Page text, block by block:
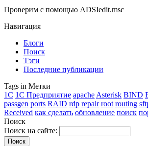
Проверим с помощью ADSIedit.msc
Навигация
Блоги
Поиск
Тэги
Последние публикации
Tags in Метки
1C 1С Предприятие apacheAsterisk BIND
passgen ports RAID rdp repair root routing
Received как сделать обновление поиск
Поиск
Поиск на сайте: